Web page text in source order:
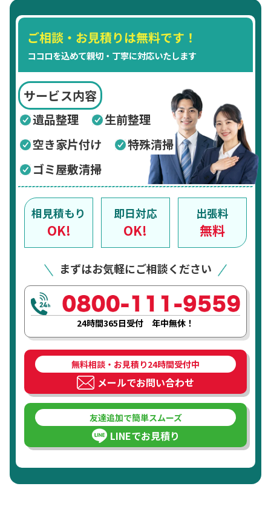
ご相談・お見積りは無料です！
ココロを込めて親切・丁寧に対応いたします
サービス内容
遺品整理
生前整理
空き家片付け
特殊清掃
ゴミ屋敷清掃
相見積もり
OK!
即日対応
OK!
出張料
無料
まずはお気軽にご相談ください
24時間365日受付 年中無休！
無料相談・お見積り24時間受付中
メールでお問い合わせ
友達追加で簡単スムーズ
LINEでお見積り